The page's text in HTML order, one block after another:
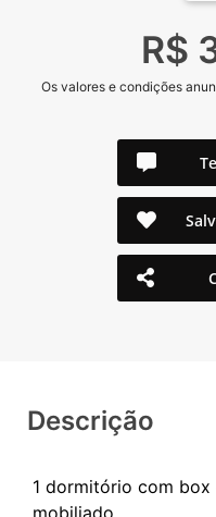
R$
Os valores e condições
Descrição
1 dormitório com box
mobiliado